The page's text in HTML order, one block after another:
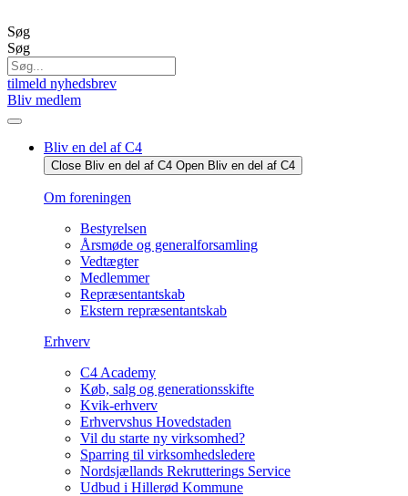
til
indhold
Søg
Søg
tilmeld nyhedsbrev
Bliv medlem
Bliv en del af C4
Close Bliv en del af C4 Open Bliv en del af C4
Om foreningen
Bestyrelsen
Årsmøde og generalforsamling
Vedtægter
Medlemmer
Repræsentantskab
Ekstern repræsentantskab
Erhverv
C4 Academy
Køb, salg og generationsskifte
Kvik-erhverv
Erhvervshus Hovedstaden
Vil du starte ny virksomhed?
Sparring til virksomhedsledere
Nordsjællands Rekrutterings Service
Udbud i Hillerød Kommune